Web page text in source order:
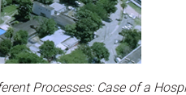
Processes: Case of a